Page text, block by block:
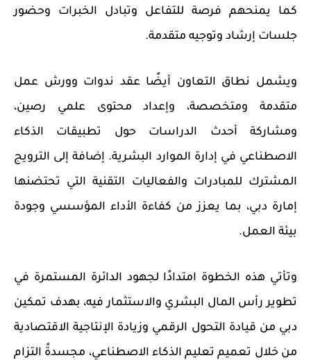
كما يمنحهم فرصة للتفاعل وتبادل الخبرات وحضور
جلسات إرشاد وتوجيه متقدمة.
ويشمل نطاق التعاون أيضًا عقد ندوات وورش عمل
متقدمة ومتخصصة، وإعداد محتوى علمي رصين،
ومشاركة أحدث الدراسات حول تطبيقات الذكاء
الاصطناعي في إدارة الموارد البشرية. إضافة إلى الترويج
المشترك للمبادرات والفعاليات التقنية التي تحتضنها
إمارة دبي، بما يعزز من كفاءة الأداء المؤسسي وجودة
بيئة العمل.
وتأتي هذه الخطوة امتدادًا لجهود الدائرة المستمرة في
تطوير رأس المال البشري والاستثمار فيه، بهدف تمكين
دبي من قيادة التحول الرقمي وزيادة الإنتاجية الاقتصادية
من خلال تعميم تعليم الذكاء الاصطناعي، مجسدةً التزام